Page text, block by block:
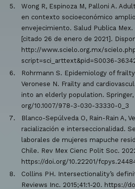
Wong R, Espinoza M, Palloni A.
en contexto socioeconómico
envejecimiento. Salud Publica
[citado 26 de enero de 2021].
http://www.scielo.org.mx/
script=sci_arttext&pid=S0036-
Rohrmann S. Epidemiology of
Veronese N. Frailty and
into an elderly population.
org/10.1007/978-3-030-33330-0_3
Blanco-Sepúlveda O, Rain-Rain A,
racialización e interseccionalidad.
laborales de mujeres mapuche
Chile. Rev Mex Cienc Polit Soc.
https://doi.org/10.22201/
Collins PH. Intersectionality’s
Reviews Inc. 2015;41:1-20. https://